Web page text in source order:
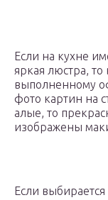
Если на кухне
яркая люстра,
выполненному
фото картин на
алые, то
изображены
Если